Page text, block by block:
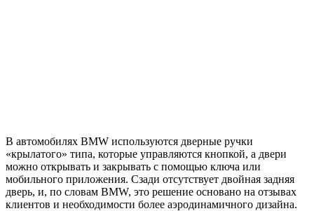
В автомобилях BMW используются дверные ручки
«крылатого» типа, которые управляются кнопкой, а двери
можно открывать и закрывать с помощью ключа или
мобильного приложения. Сзади отсутствует двойная задняя
дверь, и, по словам BMW, это решение основано на отзывах
клиентов и необходимости более аэродинамичного дизайна.